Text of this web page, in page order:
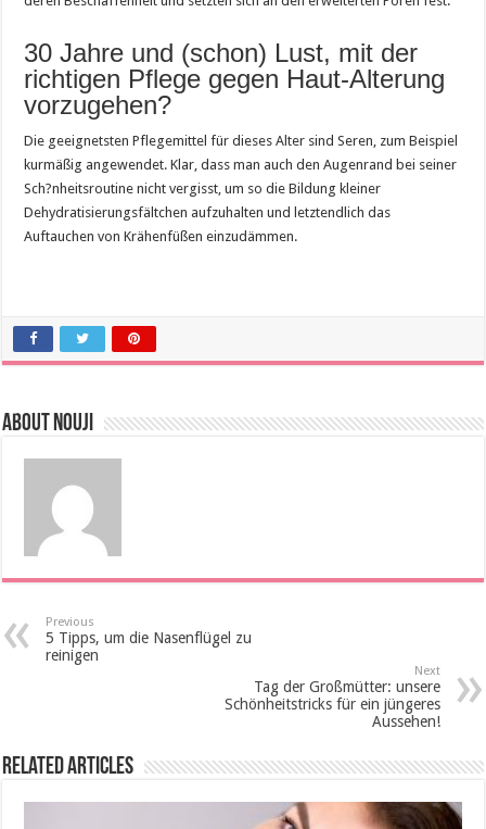
30 Jahre und (schon) Lust, mit der
richtigen Pflege gegen Haut-Alterung
vorzugehen?
Die geeignetsten Pflegemittel für dieses Alter sind Seren, zum Beispiel
kurmäßig angewendet. Klar, dass man auch den Augenrand bei seiner
Sch?nheitsroutine nicht vergisst, um so die Bildung kleiner
Dehydratisierungsfältchen aufzuhalten und letztendlich das
Auftauchen von Krähenfüßen einzudämmen.
About Nouji
Previous
5 Tipps, um die Nasenflügel zu
reinigen
Next
Tag der Großmütter: unsere
Schönheitstricks für ein jüngeres
Aussehen!
Related Articles